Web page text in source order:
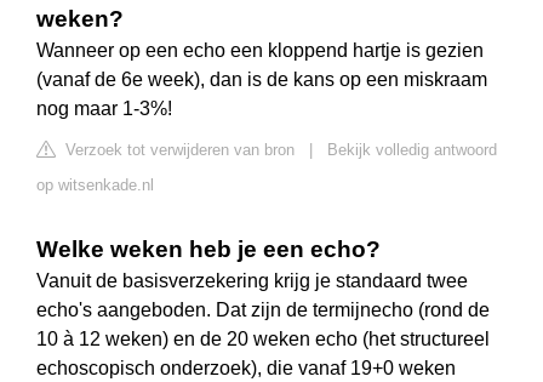
weken?
Wanneer op een echo een kloppend hartje is gezien
(vanaf de 6e week), dan is de kans op een miskraam
nog maar 1-3%!
Verzoek tot verwijderen van bron
Bekijk volledig antwoord
op witsenkade.nl
Welke weken heb je een echo?
Vanuit de basisverzekering krijg je standaard twee
echo's aangeboden. Dat zijn de termijnecho (rond de
10 à 12 weken) en de 20 weken echo (het structureel
echoscopisch onderzoek), die vanaf 19+0 weken